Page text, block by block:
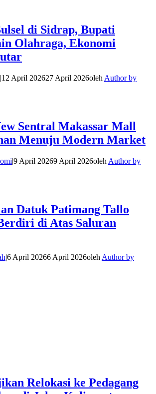
di Sidrap, Bupati
Olahraga, Ekonomi
|12 April 202627 April 2026oleh Author by
Sentral Makassar Mall
Menuju Modern Market
|9 April 20269 April 2026oleh Author by
Datuk Patimang Tallo
di Atas Saluran
6 April 20266 April 2026olehAuthor by
Relokasi ke Pedagang